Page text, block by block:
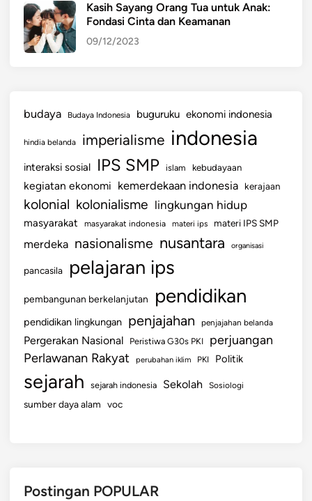
Kasih Sayang Orang Tua untuk Anak:
Fondasi Cinta dan Keamanan
09/12/2023
budaya Budaya Indonesia buguruku ekonomi indonesia
hindia belanda imperialisme indonesia
interaksi sosial IPS SMP islam kebudayaan
kegiatan ekonomi kemerdekaan indonesia kerajaan
kolonial kolonialisme lingkungan hidup
masyarakat masyarakat indonesia materi ips materi IPS SMP
merdeka nasionalisme nusantara organisasi
pancasila pelajaran ips
pembangunan berkelanjutan pendidikan
pendidikan lingkungan penjajahan penjajahan belanda
Pergerakan Nasional Peristiwa G30s PKI perjuangan
Perlawanan Rakyat perubahan iklim PKI Politik
sejarah sejarah indonesia Sekolah Sosiologi
sumber daya alam voc
Postingan POPULAR